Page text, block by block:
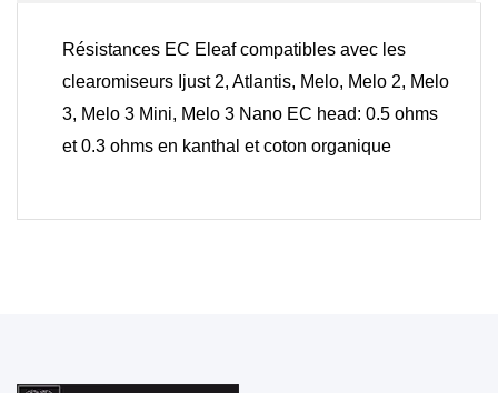
Résistances EC Eleaf compatibles avec les
clearomiseurs Ijust 2, Atlantis, Melo, Melo 2, Melo
3, Melo 3 Mini, Melo 3 Nano EC head: 0.5 ohms
et 0.3 ohms en kanthal et coton organique